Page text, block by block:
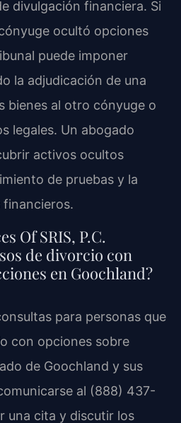
divulgación financiera. Si
ocultó opciones
puede imponer
la adjudicación de una
bienes al otro cónyuge o
legales. Un abogado
activos ocultos
de pruebas y la
Of SRIS, P.C.
de divorcio con
en Goochland?
para personas que
con opciones sobre
de Goochland y sus
al (888) 437-
una cita y discutir los